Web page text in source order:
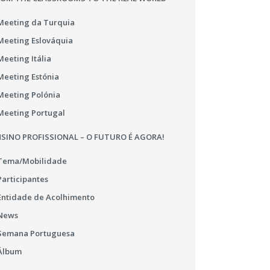
da Turquia
Eslováquia
Itália
Estónia
Polónia
Portugal
PROFISSIONAL – O FUTURO É AGORA!
Mobilidade
de Acolhimento
Portuguesa